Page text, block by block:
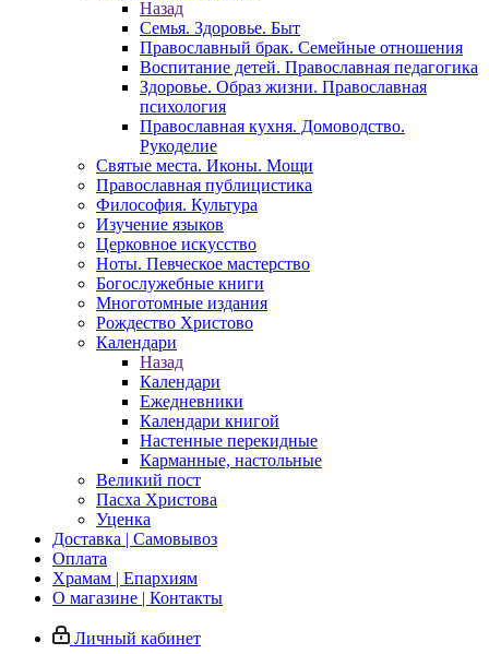
Назад
Семья. Здоровье. Быт
Православный брак. Семейные отношения
Воспитание детей. Православная педагогика
Здоровье. Образ жизни. Православная
психология
Православная кухня. Домоводство.
Рукоделие
Святые места. Иконы. Мощи
Православная публицистика
Философия. Культура
Изучение языков
Церковное искусство
Ноты. Певческое мастерство
Богослужебные книги
Многотомные издания
Рождество Христово
Календари
Назад
Календари
Ежедневники
Календари книгой
Настенные перекидные
Карманные, настольные
Великий пост
Пасха Христова
Уценка
Доставка | Самовывоз
Оплата
Храмам | Епархиям
О магазине | Контакты
Личный кабинет